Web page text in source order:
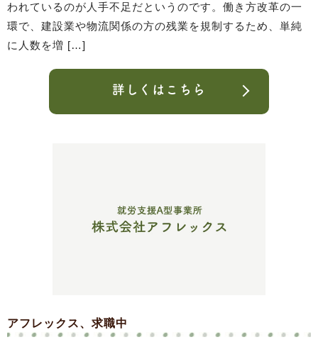
われているのが人手不足だというのです。働き方改革の一
環で、建設業や物流関係の方の残業を規制するため、単純
に人数を増 […]
詳しくはこちら
アフレックス、求職中